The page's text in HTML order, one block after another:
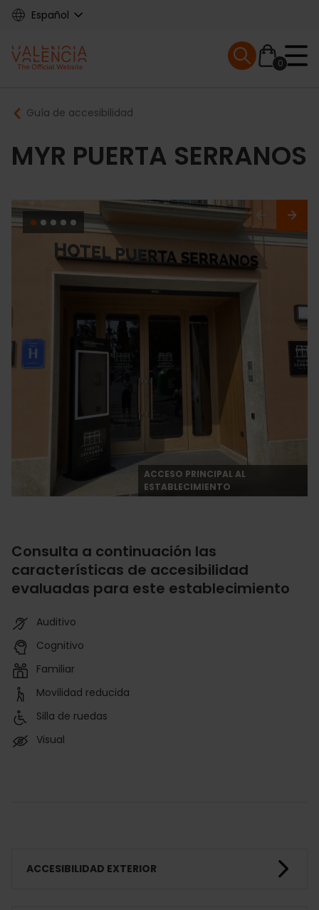
Skip
content
Español
Main
navigation
0
Mobile menu
Breadcrumb
Guía de accesibilidad
MYR PUERTA SERRANOS
ACCESO PRINCIPAL AL
ESTABLECIMIENTO
Consulta a continuación las
características de accesibilidad
evaluadas para este establecimiento
Auditivo
Cognitivo
Familiar
Movilidad reducida
Silla de ruedas
Visual
ACCESIBILIDAD EXTERIOR